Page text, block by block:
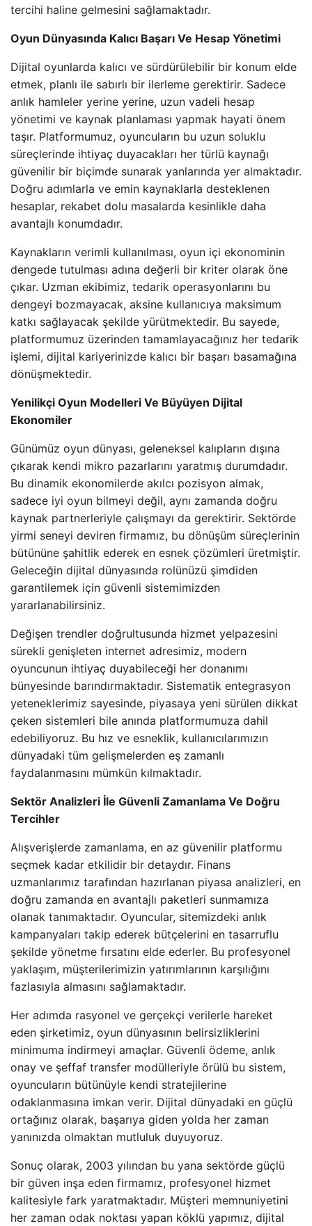
tercihi haline gelmesini sağlamaktadır.
Oyun Dünyasında Kalıcı Başarı Ve Hesap Yönetimi
Dijital oyunlarda kalıcı ve sürdürülebilir bir konum elde
etmek, planlı ile sabırlı bir ilerleme gerektirir. Sadece
anlık hamleler yerine yerine, uzun vadeli hesap
yönetimi ve kaynak planlaması yapmak hayati önem
taşır. Platformumuz, oyuncuların bu uzun soluklu
süreçlerinde ihtiyaç duyacakları her türlü kaynağı
güvenilir bir biçimde sunarak yanlarında yer almaktadır.
Doğru adımlarla ve emin kaynaklarla desteklenen
hesaplar, rekabet dolu masalarda kesinlikle daha
avantajlı konumdadır.
Kaynakların verimli kullanılması, oyun içi ekonominin
dengede tutulması adına değerli bir kriter olarak öne
çıkar. Uzman ekibimiz, tedarik operasyonlarını bu
dengeyi bozmayacak, aksine kullanıcıya maksimum
katkı sağlayacak şekilde yürütmektedir. Bu sayede,
platformumuz üzerinden tamamlayacağınız her tedarik
işlemi, dijital kariyerinizde kalıcı bir başarı basamağına
dönüşmektedir.
Yenilikçi Oyun Modelleri Ve Büyüyen Dijital
Ekonomiler
Günümüz oyun dünyası, geleneksel kalıpların dışına
çıkarak kendi mikro pazarlarını yaratmış durumdadır.
Bu dinamik ekonomilerde akılcı pozisyon almak,
sadece iyi oyun bilmeyi değil, aynı zamanda doğru
kaynak partnerleriyle çalışmayı da gerektirir. Sektörde
yirmi seneyi deviren firmamız, bu dönüşüm süreçlerinin
bütününe şahitlik ederek en esnek çözümleri üretmiştir.
Geleceğin dijital dünyasında rolünüzü şimdiden
garantilemek için güvenli sistemimizden
yararlanabilirsiniz.
Değişen trendler doğrultusunda hizmet yelpazesini
sürekli genişleten internet adresimiz, modern
oyuncunun ihtiyaç duyabileceği her donanımı
bünyesinde barındırmaktadır. Sistematik entegrasyon
yeteneklerimiz sayesinde, piyasaya yeni sürülen dikkat
çeken sistemleri bile anında platformumuza dahil
edebiliyoruz. Bu hız ve esneklik, kullanıcılarımızın
dünyadaki tüm gelişmelerden eş zamanlı
faydalanmasını mümkün kılmaktadır.
Sektör Analizleri İle Güvenli Zamanlama Ve Doğru
Tercihler
Alışverişlerde zamanlama, en az güvenilir platformu
seçmek kadar etkilidir bir detaydır. Finans
uzmanlarımız tarafından hazırlanan piyasa analizleri, en
doğru zamanda en avantajlı paketleri sunmamıza
olanak tanımaktadır. Oyuncular, sitemizdeki anlık
kampanyaları takip ederek bütçelerini en tasarruflu
şekilde yönetme fırsatını elde ederler. Bu profesyonel
yaklaşım, müşterilerimizin yatırımlarının karşılığını
fazlasıyla almasını sağlamaktadır.
Her adımda rasyonel ve gerçekçi verilerle hareket
eden şirketimiz, oyun dünyasının belirsizliklerini
minimuma indirmeyi amaçlar. Güvenli ödeme, anlık
onay ve şeffaf transfer modülleriyle örülü bu sistem,
oyuncuların bütünüyle kendi stratejilerine
odaklanmasına imkan verir. Dijital dünyadaki en güçlü
ortağınız olarak, başarıya giden yolda her zaman
yanınızda olmaktan mutluluk duyuyoruz.
Sonuç olarak, 2003 yılından bu yana sektörde güçlü
bir güven inşa eden firmamız, profesyonel hizmet
kalitesiyle fark yaratmaktadır. Müşteri memnuniyetini
her zaman odak noktası yapan köklü yapımız, dijital